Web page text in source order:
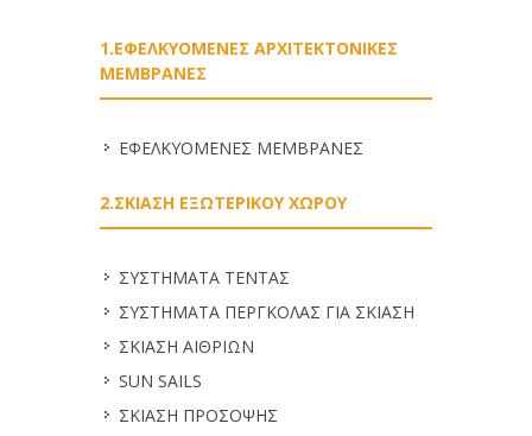
1.ΕΦΕΛΚΥΟΜΕΝΕΣ ΑΡΧΙΤΕΚΤΟΝΙΚΕΣ
ΜΕΜΒΡΑΝΕΣ
ΕΦΕΛΚΥΟΜΕΝΕΣ ΜΕΜΒΡΑΝΕΣ
2.ΣΚΙΑΣΗ ΕΞΩΤΕΡΙΚΟΥ ΧΩΡΟΥ
ΣΥΣΤΗΜΑΤΑ ΤΕΝΤΑΣ
ΣΥΣΤΗΜΑΤΑ ΠΕΡΓΚΟΛΑΣ ΓΙΑ ΣΚΙΑΣΗ
ΣΚΙΑΣΗ ΑΙΘΡΙΩΝ
SUN SAILS
ΣΚΙΑΣΗ ΠΡΟΣΟΨΗΣ